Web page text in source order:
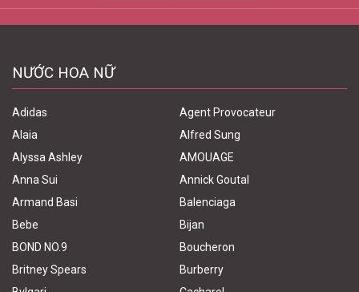
NƯỚC HOA NỮ
Adidas
Agent Provocateur
Alaia
Alfred Sung
Alyssa Ashley
AMOUAGE
Anna Sui
Annick Goutal
Armand Basi
Balenciaga
Bebe
Bijan
BOND NO.9
Boucheron
Britney Spears
Burberry